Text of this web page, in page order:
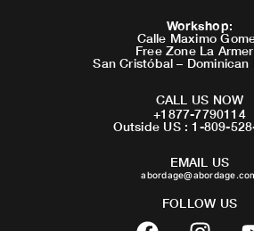
Workshop:
Calle Maximo
Free Zone La
San Cristóbal – Dominican
CALL US NOW
+1877-7790114
Outside US : 1-809-
EMAIL US
FOLLOW US
F
I